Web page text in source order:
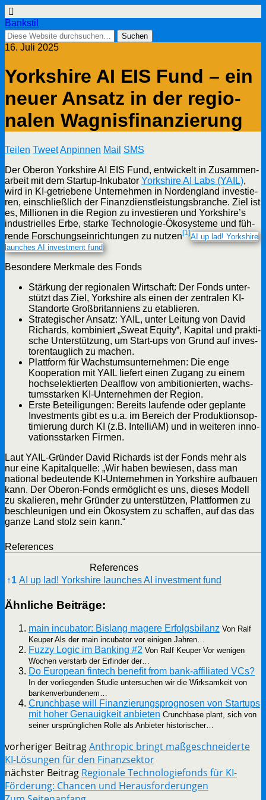
Bankstil
16. Juli 2025
York­shire AI EIS Fund – ein
neu­er Ansatz in der regio­
na­len Wagnisfinanzierung
Tei­len TweetAnpin­nen Mail SMS
Der Obe­ron York­shire AI EIS Fund, ent­wi­ckelt in Zusam­men­
ar­beit mit dem Start­up-Inku­ba­tor York­shire AI Labs (YAIL),
wird in KI-getrie­be­ne Unter­neh­men in Nord­eng­land inves­tie­
ren, ein­schließ­lich der Finanz­dienst­leis­tungs­bran­che. Ziel ist
es, Mil­lio­nen in die Regi­on zu inves­tie­ren und Yorkshire’s
indus­tri­el­les Erbe, star­ke Tech­no­lo­gie-Öko­sys­te­me und füh­
ren­de For­schungs­ein­rich­tun­gen zu nut­zen[1]AI up lad! York­shire
laun­ches AI invest­ment fund
Beson­de­re Merk­ma­le des Fonds
Stär­kung der regio­na­len Wirt­schaft: Der Fonds unter­
stützt das Ziel, York­shire als einen der zen­tra­len KI-
Stand­or­te Groß­bri­tan­ni­ens zu etablieren.
Stra­te­gi­scher Ansatz: YAIL, unter Lei­tung von David
Richards, kom­bi­niert „Sweat Equi­ty“, Kapi­tal und prak­ti­
sche Unter­stüt­zung, um Start-ups von Grund auf inves­
to­ren­taug­lich zu machen.
Platt­form für Wachs­tums­un­ter­neh­men: Die enge
Koope­ra­ti­on mit YAIL lie­fert einen Zugang zu einem
hoch­se­lek­tier­ten Deal­f­low von ambi­tio­nier­ten, wachs­
tums­star­ken KI-Unter­neh­men der Region.
Ers­te Betei­li­gun­gen: Bereits lau­fen­de oder geplan­te
Invest­ments gibt es u.a. im Bereich der Pro­duk­ti­ons­op­
ti­mie­rung durch KI (z.B. Intel­liAM) und in wei­te­ren inno­
va­ti­ons­star­ken Firmen.
Laut YAIL-Grün­der David Richards ist der Fonds mehr als
nur eine Kapi­tal­quel­le: „Wir haben bewie­sen, dass man
natio­nal bedeu­ten­de KI-Unter­neh­men in York­shire auf­bau­en
kann. Der Obe­ron-Fonds ermög­licht es uns, die­ses Modell
zu ska­lie­ren, mehr Grün­der zu unter­stüt­zen, Platt­for­men zu
beschleu­ni­gen und ein Öko­sys­tem zu schaf­fen, auf das das
gan­ze Land stolz sein kann.“
Refe­ren­ces
Refe­ren­ces
↑1 AI up lad! York­shire laun­ches AI invest­ment fund
Ähn­li­che Beiträge:
main incu­ba­tor: Bis­lang mage­re Erfolgs­bi­lanz Von Ralf
Keu­per Als der main incu­ba­tor vor eini­gen Jahren…
Fuz­zy Logic im Ban­king #2 Von Ralf Keu­per Vor weni­gen
Wochen ver­starb der Erfin­der der…
Do Euro­pean fin­tech bene­fit from bank-affi­­lia­­ted VCs?
In der vor­lie­gen­den Stu­die unter­su­chen wir die Wirk­sam­keit von
bankenverbundenem…
Crunch­ba­se will Finan­zie­rungs­pro­gno­sen von Start­ups
mit hoher Genau­ig­keit anbie­ten Crunch­ba­se plant, sich von
sei­ner ursprüng­li­chen Rol­le als Anbie­ter historischer…
vorheriger BeitragAnthropic bringt maßgeschneiderte
KI-Lösungen für den Finanzsektor
nächster Beitrag Regionale Technologiefonds für KI-
Förderung: Chancen und Herausforderungen